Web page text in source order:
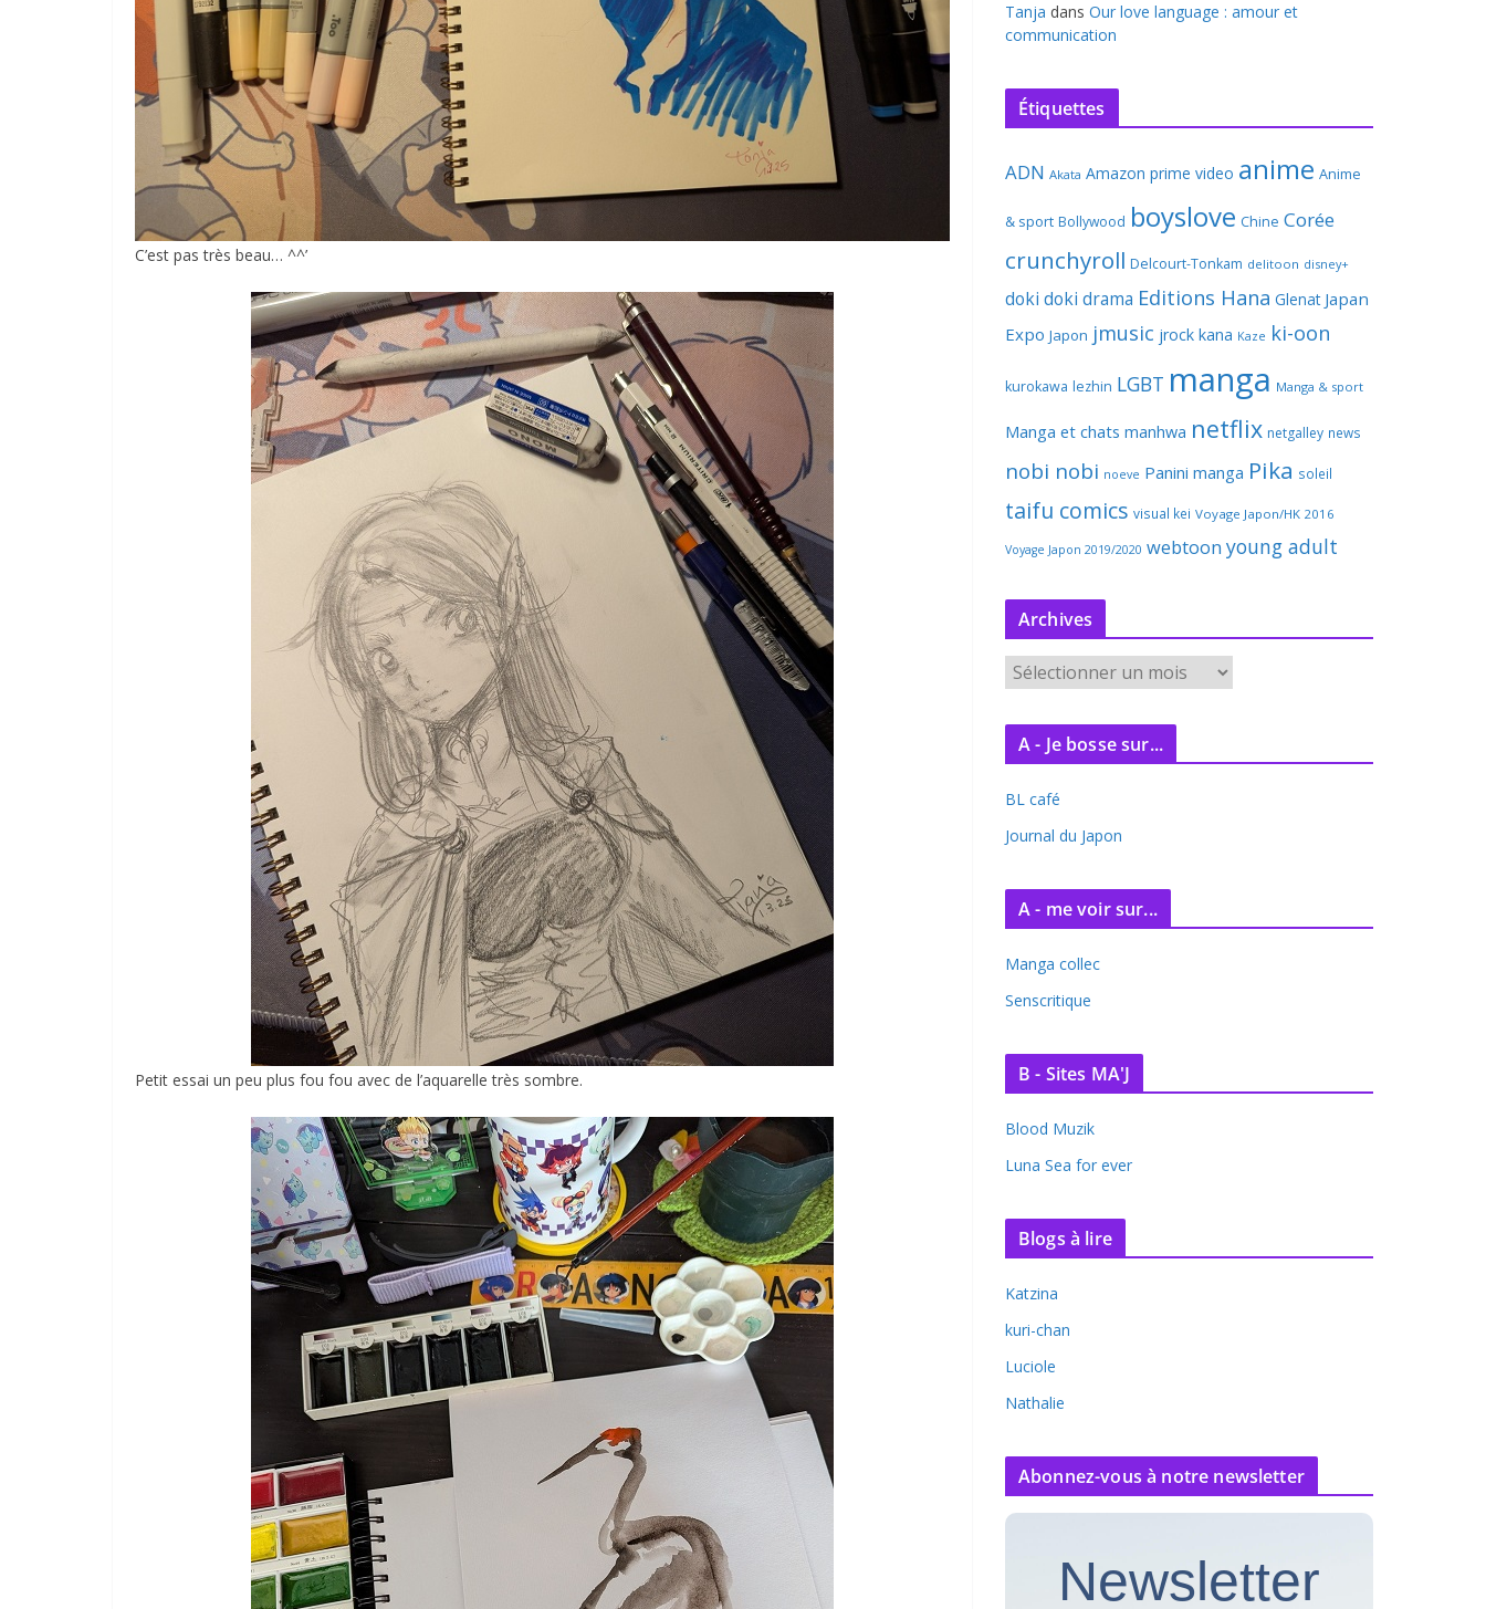
C’est pas très beau… ^^’
Petit essai un peu plus fou fou avec de l’aquarelle très sombre.
Tanja dans Our love language : amour et
communication
Étiquettes
ADN Akata Amazon prime video anime Anime
& sport Bollywood boyslove Chine Corée
crunchyroll Delcourt-Tonkam delitoon disney+
doki doki drama Editions Hana Glenat Japan
Expo Japon jmusic jrock kana Kaze ki-oon
kurokawa lezhin LGBT manga Manga & sport
Manga et chats manhwa netflix netgalley news
nobi nobi noeve Panini manga Pika soleil
taifu comics visual kei Voyage Japon/HK 2016
Voyage Japon 2019/2020 webtoon young adult
Archives
r
c
v
e
A - Je bosse sur...
BL café
Journal du Japon
A - me voir sur...
Manga collec
Senscritique
B - Sites MA'J
Blood Muzik
Luna Sea for ever
Blogs à lire
Katzina
kuri-chan
Luciole
Nathalie
Abonnez-vous à notre newsletter
Newsletter